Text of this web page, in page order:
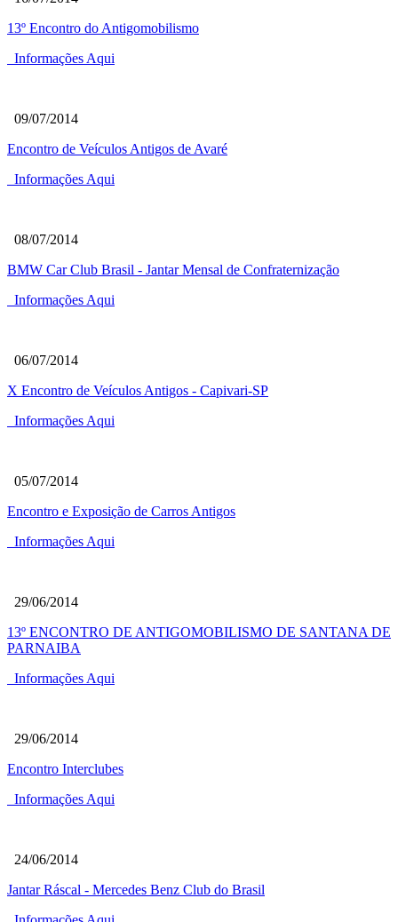
13º Encontro do Antigomobilismo
Informações Aqui
09/07/2014
Encontro de Veículos Antigos de Avaré
Informações Aqui
08/07/2014
BMW Car Club Brasil - Jantar Mensal de Confraternização
Informações Aqui
06/07/2014
X Encontro de Veículos Antigos - Capivari-SP
Informações Aqui
05/07/2014
Encontro e Exposição de Carros Antigos
Informações Aqui
29/06/2014
13º ENCONTRO DE ANTIGOMOBILISMO DE SANTANA DE
PARNAIBA
Informações Aqui
29/06/2014
Encontro Interclubes
Informações Aqui
24/06/2014
Jantar Ráscal - Mercedes Benz Club do Brasil